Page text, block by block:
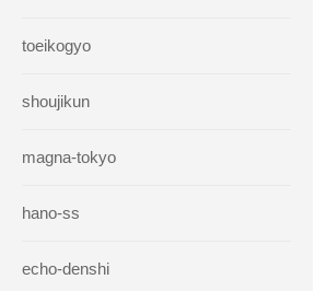
toeikogyo
shoujikun
magna-tokyo
hano-ss
echo-denshi